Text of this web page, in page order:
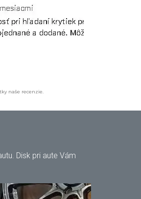
naše recenzie.
Disk pri aute Vám